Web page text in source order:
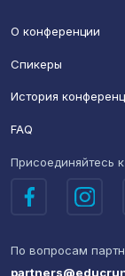
О конференции
Спикеры
История
FAQ
Присоединяйтесь
По вопросам